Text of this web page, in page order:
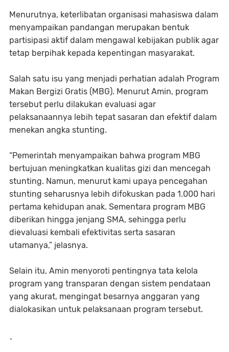
Menurutnya, keterlibatan organisasi mahasiswa dalam
menyampaikan pandangan merupakan bentuk
partisipasi aktif dalam mengawal kebijakan publik agar
tetap berpihak kepada kepentingan masyarakat.
Salah satu isu yang menjadi perhatian adalah Program
Makan Bergizi Gratis (MBG). Menurut Amin, program
tersebut perlu dilakukan evaluasi agar
pelaksanaannya lebih tepat sasaran dan efektif dalam
menekan angka stunting.
“Pemerintah menyampaikan bahwa program MBG
bertujuan meningkatkan kualitas gizi dan mencegah
stunting. Namun, menurut kami upaya pencegahan
stunting seharusnya lebih difokuskan pada 1.000 hari
pertama kehidupan anak. Sementara program MBG
diberikan hingga jenjang SMA, sehingga perlu
dievaluasi kembali efektivitas serta sasaran
utamanya,” jelasnya.
Selain itu, Amin menyoroti pentingnya tata kelola
program yang transparan dengan sistem pendataan
yang akurat, mengingat besarnya anggaran yang
dialokasikan untuk pelaksanaan program tersebut.
-